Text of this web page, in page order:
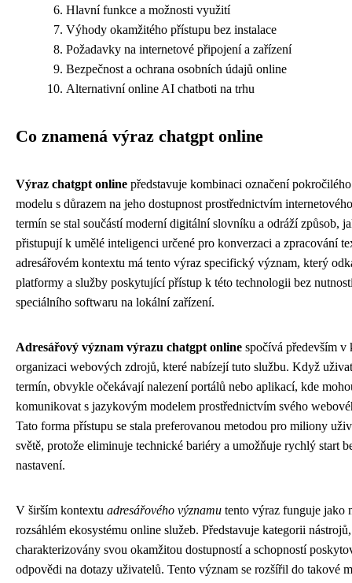
Hlavní funkce a možnosti využití
Výhody okamžitého přístupu bez instalace
Požadavky na internetové připojení a zařízení
Bezpečnost a ochrana osobních údajů online
Alternativní online AI chatboti na trhu
Co znamená výraz chatgpt online
Výraz chatgpt online představuje kombinaci označení
modelu s důrazem na jeho dostupnost prostřednictvím
termín se stal součástí moderní digitální slovníku a odráží způsob,
přistupují k umělé inteligenci určené pro konverzaci a zpracování
adresářovém kontextu má tento výraz specifický význam, který
platformy a služby poskytující přístup k této technologii bez
speciálního softwaru na lokální zařízení.
Adresářový význam výrazu chatgpt online spočívá především v
organizaci webových zdrojů, které nabízejí tuto službu. Když
termín, obvykle očekávají nalezení portálů nebo aplikací, kde
komunikovat s jazykovým modelem prostřednictvím svého
Tato forma přístupu se stala preferovanou metodou pro miliony
světě, protože eliminuje technické bariéry a umožňuje rychlý start
nastavení.
V širším kontextu adresářového významu tento výraz funguje jako
rozsáhlém ekosystému online služeb. Představuje kategorii
charakterizovány svou okamžitou dostupností a schopností
odpovědi na dotazy uživatelů. Tento význam se rozšířil do takové